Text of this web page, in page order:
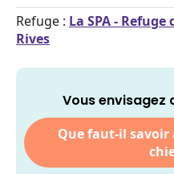
Refuge : La SPA - Refuge
Rives
Vous envisagez
Que faut-il